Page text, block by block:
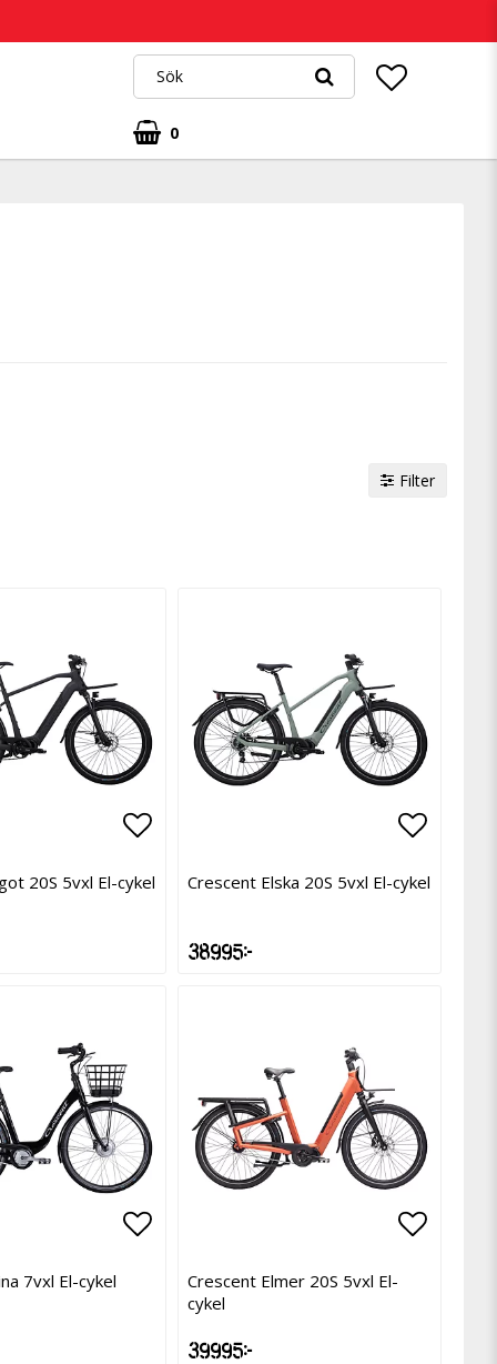
0
Filter
Lägg till i favoritlistan
Lägg till i favoritlistan
20S 5vxl El-cykel Lägg
Lägg
Crescent Elska 20S 5vxl El-cykel
38 995 kr
Lägg till i favoritlistan
Lägg till i favoritlistan
7vxl El-cykel
Crescent Elmer 20S 5vxl El-
cykel
39 995 kr